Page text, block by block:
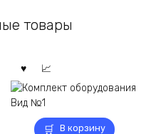
товары
В корзину